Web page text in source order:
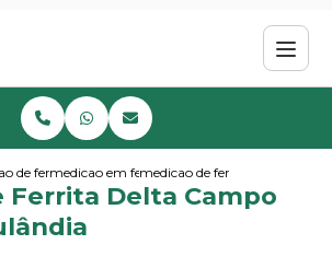
de ferritamedicao em ferrita deltamedicao de ferrita delta
Ferrita Delta Campo